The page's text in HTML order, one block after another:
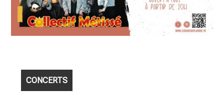
CONCERTS